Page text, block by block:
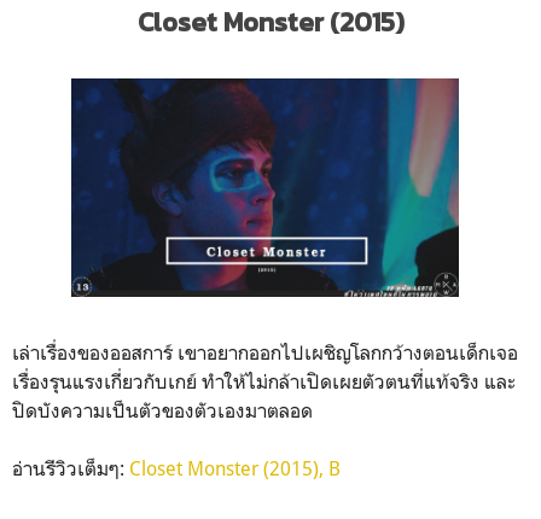
Closet Monster (2015)
เล่าเรื่องของออสการ์ เขาอยากออกไปเผชิญโลกกว้างตอนเด็กเจอ
เรื่องรุนแรงเกี่ยวกับเกย์ ทำให้ไม่กล้าเปิดเผยตัวตนที่แท้จริง และ
ปิดบังความเป็นตัวของตัวเองมาตลอด
อ่านรีวิวเต็มๆ: Closet Monster (2015), B